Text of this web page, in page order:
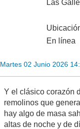
Las
En línea
Martes 02 Junio 2026
Y el clásico corazón
remolinos que
hay algo de masa
altas de noche y de